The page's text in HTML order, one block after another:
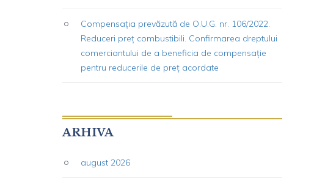
Compensația prevăzută de O.U.G. nr. 106/2022.
Reduceri preț combustibili. Confirmarea dreptului
comerciantului de a beneficia de compensație
pentru reducerile de preț acordate
ARHIVA
august 2026